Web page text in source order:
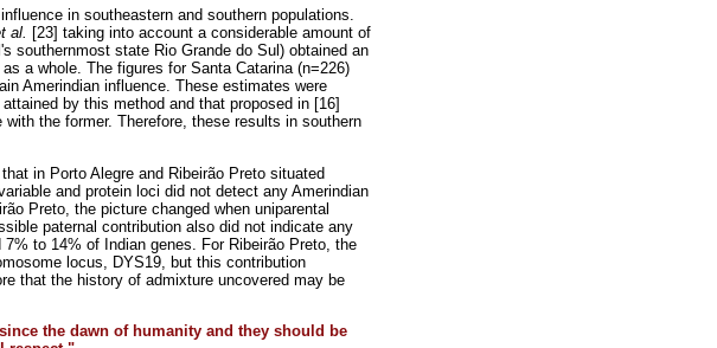
in southeastern and southern populations.
al. [23] taking into account a considerable amount of
southernmost state Rio Grande do Sul) obtained an
a whole. The figures for Santa Catarina (n=226)
Amerindian influence. These estimates were
by this method and that proposed in [16]
the former. Therefore, these results in southern
in Porto Alegre and Ribeirão Preto situated
and protein loci did not detect any Amerindian
Preto, the picture changed when uniparental
paternal contribution also did not indicate any
to 14% of Indian genes. For Ribeirão Preto, the
locus, DYS19, but this contribution
that the history of admixture uncovered may be
the dawn of humanity and they should be